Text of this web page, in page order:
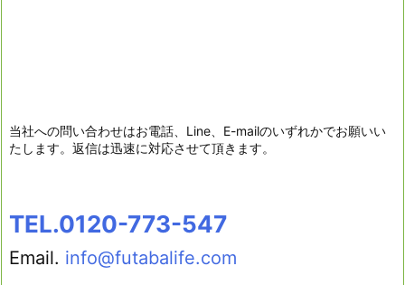
当社への問い合わせはお電話、Line、E-mailのいずれかでお願いい
たします。返信は迅速に対応させて頂きます。
TEL.0120-773-547
Email. info@futabalife.com